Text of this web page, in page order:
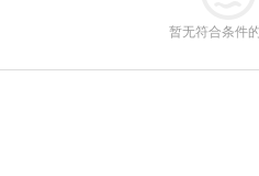
暂无符合条件